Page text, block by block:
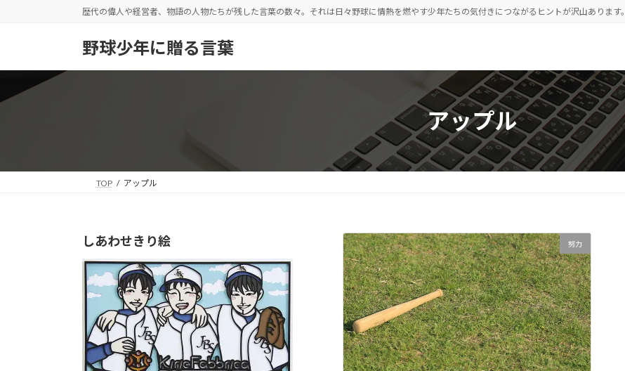
歴代の偉人や経営者、物語の人物たちが残した言葉の数々。それは日々野球に情熱を燃やす少年たちの気付きにつながるヒントが沢山あります。
野球少年に贈る言葉
アップル
TOP アップル
努力
しあわせきり絵